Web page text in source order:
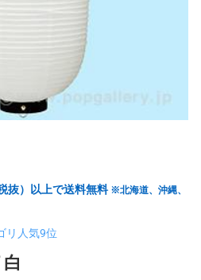
抜）以上で送料無料 ※北海道、沖縄、
リ人気9位